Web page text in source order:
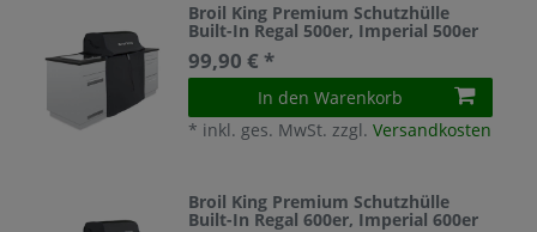
Broil King Premium Schutzhülle
Built-In Regal 500er, Imperial 500er
99,90 € *
In den Warenkorb
* inkl. ges. MwSt. zzgl.Versandkosten
Broil King Premium Schutzhülle
Built-In Regal 600er, Imperial 600er